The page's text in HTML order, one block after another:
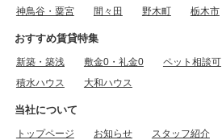
神鳥谷・粟宮
間々田 野木町 栃木市
おすすめ賃貸特集
新築・築浅 敷金0・礼金0 ペット相談可
積水ハウス
大和ハウス
当社について
トップページ お知らせ
スタッフ紹介